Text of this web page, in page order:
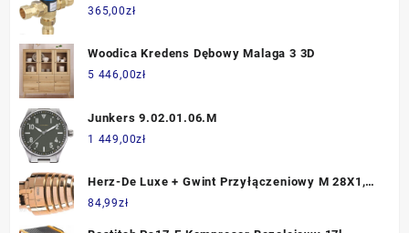
Mieszającego Atm 361 Dn20 G1" 20÷43°C Kvs 1
365,00zł
Woodica Kredens Dębowy Malaga 3 3D
5 446,00zł
Junkers 9.02.01.06.M
1 449,00zł
Herz-De Luxe + Gwint Przyłączeniowy M 28X1,5
(1923041)
84,99zł